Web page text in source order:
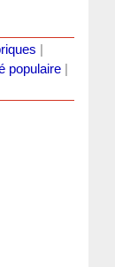
populaire